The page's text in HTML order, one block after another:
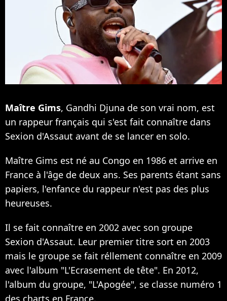
Maître Gims, Gandhi Djuna de son vrai nom, est
un rappeur français qui s'est fait connaître dans
Sexion d'Assaut avant de se lancer en solo.
Maître Gims est né au Congo en 1986 et arrive en
France à l'âge de deux ans. Ses parents étant sans
papiers, l'enfance du rappeur n'est pas des plus
heureuses.
Il se fait connaître en 2002 avec son groupe
Sexion d'Assaut. Leur premier titre sort en 2003
mais le groupe se fait réllement connaître en 2009
avec l'album "L'Ecrasement de tête". En 2012,
l'album du groupe, "L'Apogée", se classe numéro 1